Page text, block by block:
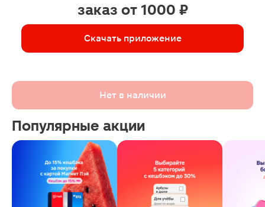
заказ от 1000 ₽
Скачать приложение
Нет в наличии
Популярные акции